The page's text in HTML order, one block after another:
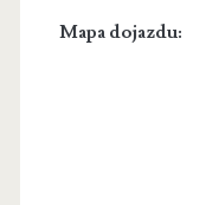
Mapa dojazdu: